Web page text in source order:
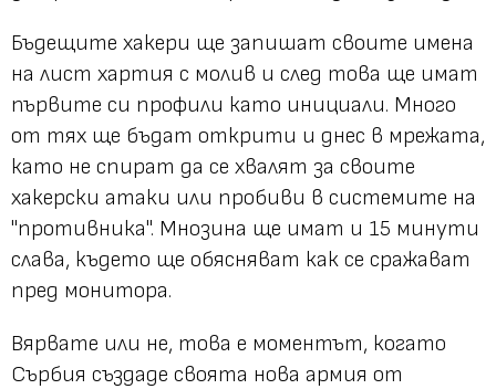
Бъдещите хакери ще запишат своите имена
на лист хартия с молив и след това ще имат
първите си профили като инициали. Много
от тях ще бъдат открити и днес в мрежата,
като не спират да се хвалят за своите
хакерски атаки или пробиви в системите на
"противника". Мнозина ще имат и 15 минути
слава, където ще обясняват как се сражават
пред монитора.
Вярвате или не, това е моментът, когато
Сърбия създаде своята нова армия от